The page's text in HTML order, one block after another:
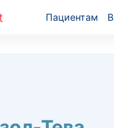
Пациентам